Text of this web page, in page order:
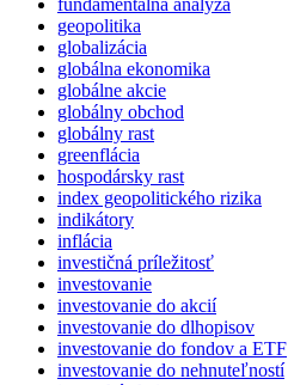
fundamentálna analýza
geopolitika
globalizácia
globálna ekonomika
globálne akcie
globálny obchod
globálny rast
greenflácia
hospodársky rast
index geopolitického rizika
indikátory
inflácia
investičná príležitosť
investovanie
investovanie do akcií
investovanie do dlhopisov
investovanie do fondov a ETF
investovanie do nehnuteľností